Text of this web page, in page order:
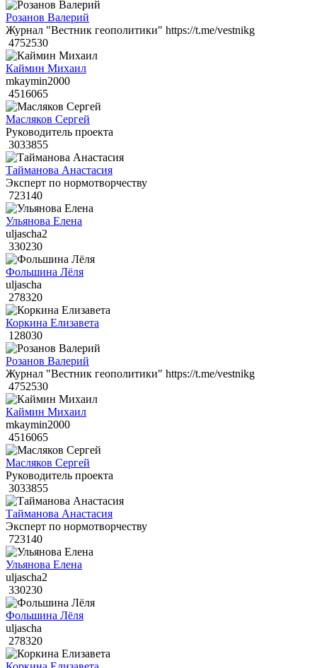
Розанов Валерий
Журнал "Вестник геополитики" https://t.me/vestnikg
4752530
Каймин Михаил
mkaymin2000
4516065
Масляков Сергей
Руководитель проекта
3033855
Тайманова Анастасия
Эксперт по нормотворчеству
723140
Ульянова Елена
uljascha2
330230
Фольшина Лёля
uljascha
278320
Коркина Елизавета
128030
Розанов Валерий
Журнал "Вестник геополитики" https://t.me/vestnikg
4752530
Каймин Михаил
mkaymin2000
4516065
Масляков Сергей
Руководитель проекта
3033855
Тайманова Анастасия
Эксперт по нормотворчеству
723140
Ульянова Елена
uljascha2
330230
Фольшина Лёля
uljascha
278320